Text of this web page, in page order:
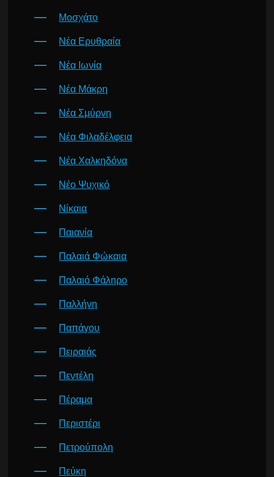
Μοσχάτο
Νέα Ερυθραία
Νέα Ιωνία
Νέα Μάκρη
Νέα Σμύρνη
Νέα Φιλαδέλφεια
Νέα Χαλκηδόνα
Νέο Ψυχικό
Νίκαια
Παιανία
Παλαιά Φώκαια
Παλαιό Φάληρο
Παλλήνη
Παπάγου
Πειραιάς
Πεντέλη
Πέραμα
Περιστέρι
Πετρούπολη
Πεύκη